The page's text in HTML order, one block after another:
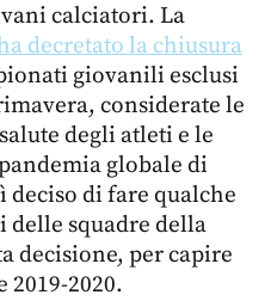
calciatori. La
decretato la chiusura
giovanili esclusi
considerate le
degli atleti e le
globale di
deciso di fare qualche
squadre della
decisione, per capire
2019-2020.